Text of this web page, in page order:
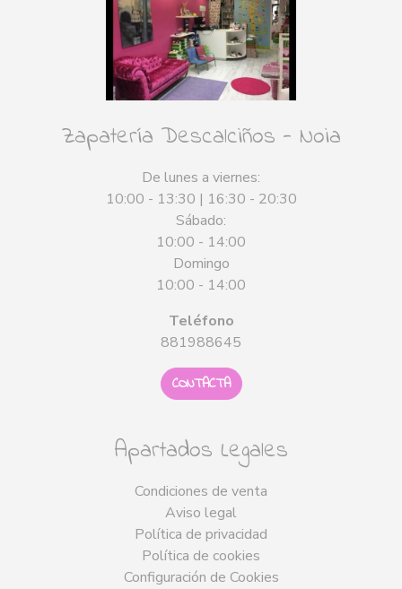
Zapatería Descalciños - Noia
De lunes a viernes:
10:00 - 13:30 | 16:30 - 20:30
Sábado:
10:00 - 14:00
Domingo
10:00 - 14:00
Teléfono
881988645
CONTACTA
Apartados Legales
Condiciones de venta
Aviso legal
Política de privacidad
Política de cookies
Configuración de Cookies